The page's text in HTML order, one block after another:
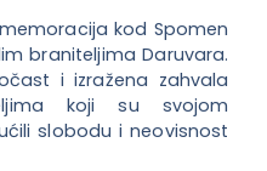
kod Spomen
braniteljima Daruvara.
i izražena zahvala
koji su svojom
slobodu i neovisnost